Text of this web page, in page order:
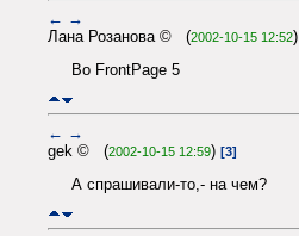
← →
Лана Розанова © (2002-10-15 12:52)
Во FrontPage 5
← →
gek © (2002-10-15 12:59) [3]
А спрашивали-то,- на чем?